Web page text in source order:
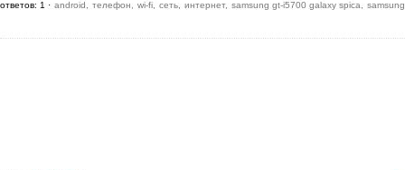
ответов: 1 android телефон wi-fi сеть интернет samsung gt-i5700 galaxy spica